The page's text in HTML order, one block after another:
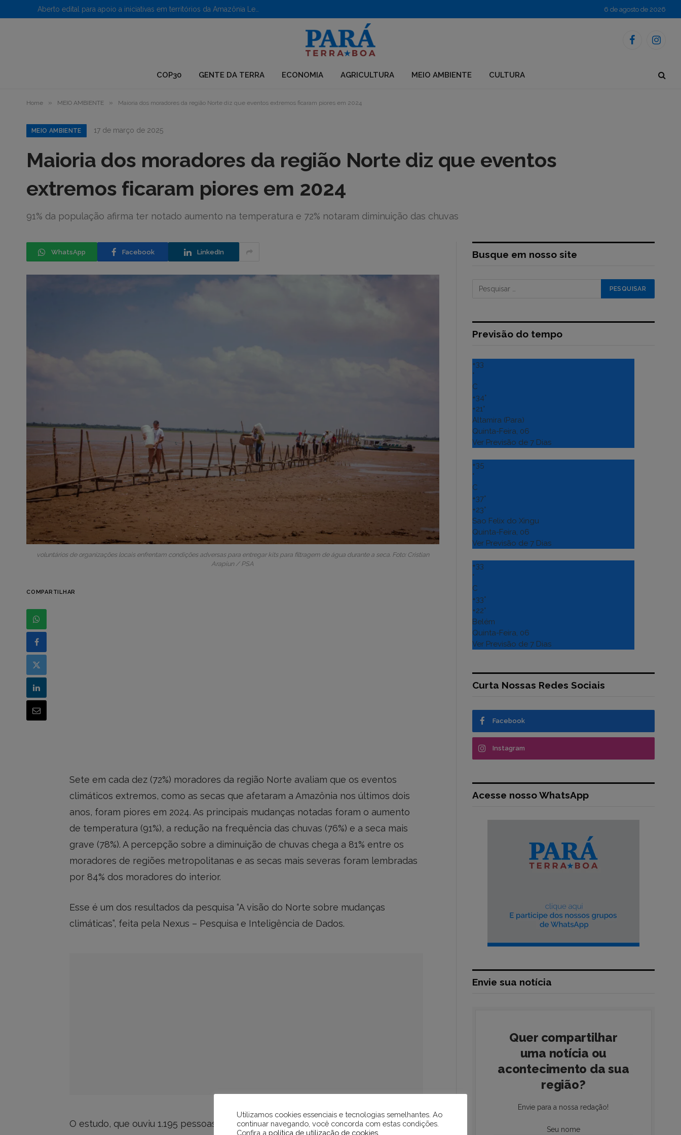
6 de agosto de 2026
Facebook
COP30 GENTE DA TERRA ECONOMIA AGRICULTURA MEIO AMBIENTE CULTURA
Home » MEIO AMBIENTE » Maioria dos moradores da região Norte diz que eventos extremos ficaram piores em 2024
MEIO AMBIENTE 17 de março de 2025
Maioria dos moradores da região Norte diz que eventos
extremos ficaram piores em 2024
91% da população afirma ter notado aumento na temperatura e 72% notaram diminuição das chuvas
WhatsApp Facebook LinkedIn
voluntários de organizações locais enfrentam condições adversas para entregar kits para filtragem de água durante a seca. Foto: Cristian
Arapiun / PSA
COMPARTILHAR
Sete em cada dez (72%) moradores da região Norte avaliam que os eventos
climáticos extremos, como as secas que afetaram a Amazônia nos últimos dois
anos, foram piores em 2024. As principais mudanças notadas foram o aumento
de temperatura (91%), a redução na frequência das chuvas (76%) e a seca mais
grave (78%). A percepção sobre a diminuição de chuvas chega a 81% entre os
moradores de regiões metropolitanas e as secas mais severas foram lembradas
por 84% dos moradores do interior.
Esse é um dos resultados da pesquisa “A visão do Norte sobre mudanças
climáticas”, feita pela Nexus – Pesquisa e Inteligência de Dados.
O estudo, que ouviu 1.195 pessoas entre 12 e 17 de dezembro do ano passado,
Busque em nosso site
Previsão do tempo
+33
°
C
+34°
+21°
Altamira (Para)
Quinta-Feira, 06
Ver Previsão de 7 Dias
+35
°
C
+37°
+23°
Sao Felix do Xingu
Quinta-Feira, 06
Ver Previsão de 7 Dias
+33
°
C
+33°
+22°
Belém
Quinta-Feira, 06
Ver Previsão de 7 Dias
Curta Nossas Redes Sociais
Facebook
Instagram
Acesse nosso WhatsApp
Envie sua notícia
Quer compartilhar
uma notícia ou
acontecimento da sua
região?
Envie para a nossa redação!
Seu nome
Utilizamos cookies essenciais e tecnologias semelhantes. Ao
continuar navegando, você concorda com estas condições.
Confira a política de utilização de cookies